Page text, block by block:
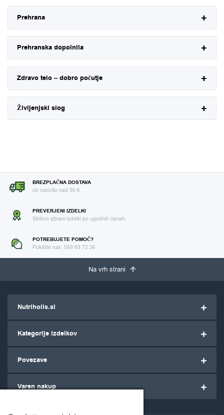
Prehrana
Prehranska dopolnila
Zdravo telo – dobro počutje
Življenjski slog
BREZPLAČNA DOSTAVA
ob naročilu nad 50 €.
PREVERJENI IZDELKI
Skrbno izbrani izdelki po ugodnih cenah.
POTREBUJETE POMOČ?
Pokličite nas: 069 69 72 36
Na vrh strani
Nutriholis.si
Kategorije izdelkov
Povezave
Varen nakup